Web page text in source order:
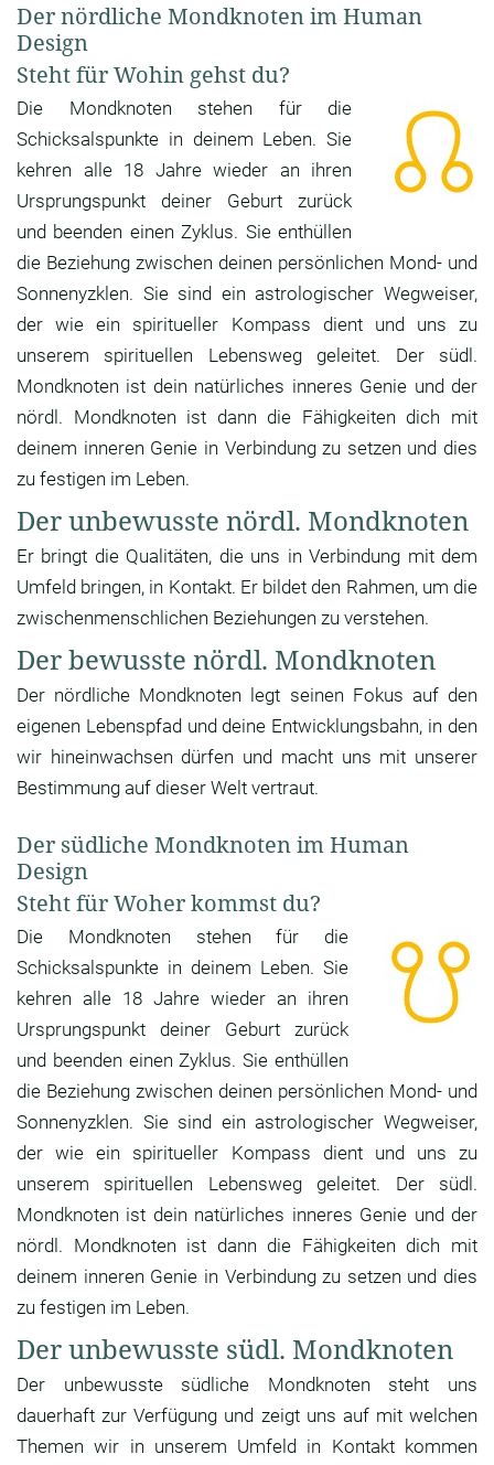
Der nördliche Mondknoten im Human
Design
Steht für Wohin gehst du?
Die Mondknoten stehen für die
Schicksalspunkte in deinem Leben. Sie
kehren alle 18 Jahre wieder an ihren
Ursprungspunkt deiner Geburt zurück
und beenden einen Zyklus. Sie enthüllen
die Beziehung zwischen deinen persönlichen Mond- und
Sonnenyzklen. Sie sind ein astrologischer Wegweiser,
der wie ein spiritueller Kompass dient und uns zu
unserem spirituellen Lebensweg geleitet. Der südl.
Mondknoten ist dein natürliches inneres Genie und der
nördl. Mondknoten ist dann die Fähigkeiten dich mit
deinem inneren Genie in Verbindung zu setzen und dies
zu festigen im Leben.
Der unbewusste nördl. Mondknoten
Er bringt die Qualitäten, die uns in Verbindung mit dem
Umfeld bringen, in Kontakt. Er bildet den Rahmen, um die
zwischenmenschlichen Beziehungen zu verstehen.
Der bewusste nördl. Mondknoten
Der nördliche Mondknoten legt seinen Fokus auf den
eigenen Lebenspfad und deine Entwicklungsbahn, in den
wir hineinwachsen dürfen und macht uns mit unserer
Bestimmung auf dieser Welt vertraut.
Der südliche Mondknoten im Human
Design
Steht für Woher kommst du?
Die Mondknoten stehen für die
Schicksalspunkte in deinem Leben. Sie
kehren alle 18 Jahre wieder an ihren
Ursprungspunkt deiner Geburt zurück
und beenden einen Zyklus. Sie enthüllen
die Beziehung zwischen deinen persönlichen Mond- und
Sonnenyzklen. Sie sind ein astrologischer Wegweiser,
der wie ein spiritueller Kompass dient und uns zu
unserem spirituellen Lebensweg geleitet. Der südl.
Mondknoten ist dein natürliches inneres Genie und der
nördl. Mondknoten ist dann die Fähigkeiten dich mit
deinem inneren Genie in Verbindung zu setzen und dies
zu festigen im Leben.
Der unbewusste südl. Mondknoten
Der unbewusste südliche Mondknoten steht uns
dauerhaft zur Verfügung und zeigt uns auf mit welchen
Themen wir in unserem Umfeld in Kontakt kommen